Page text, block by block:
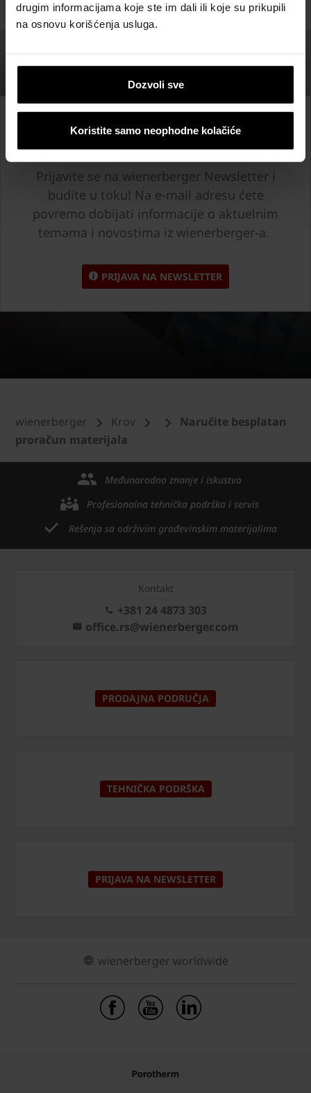
drugim informacijama koje ste im dali ili koje su prikupili
na osnovu korišćenja usluga.
Dozvoli sve
Koristite samo neophodne kolačiće
Prijavite se na Newsletter
Prijavite se na wienerberger Newsletter i
budite u toku! Na e-mail adresu ćete
povremo dobijati informacije o aktuelnim
temama i novostima iz wienerberger-a.
PRIJAVA NA NEWSLETTER
wienerberger Krov
Naručite besplatan
proračun materijala
Međunarodno znanje i iskustvo
Profesionalna tehnička podrška i servis
Rešenja sa održivim građevinskim materijalima
Kontakt
+381 24 4873 303
office.rs@wienerberger.com
PRODAJNA PODRUČJA
TEHNIČKA PODRŠKA
PRIJAVA NA NEWSLETTER
wienerberger worldwide